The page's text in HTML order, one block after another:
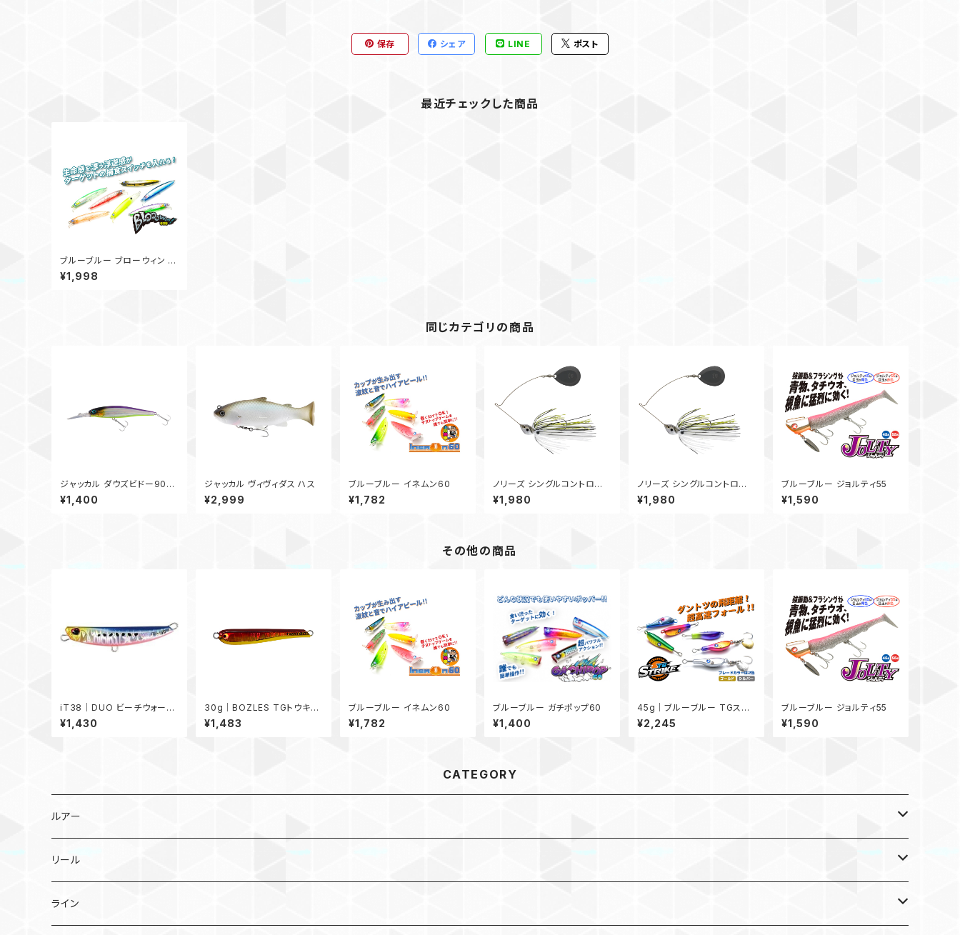
保存 シェア LINE ポスト
最近チェックした商品
ブルーブルー ブローウィン 6
0S
¥1,998
同じカテゴリの商品
ジャッカル ダウズビドー90S
P
¥1,400
ジャッカル ヴィヴィダス ハス
¥2,999
ブルーブルー イネムン60
¥1,782
ノリーズ シングルコントロー
ル 22g #5/0
¥1,980
ノリーズ シングルコントロー
ル 22g 3/0
¥1,980
ブルーブルー ジョルティ55
¥1,590
その他の商品
iT38｜DUO ビーチウォーカ
ー フリッパー iT38
¥1,430
30g｜BOZLES TGトウキチ
ロウ 30g
¥1,483
ブルーブルー イネムン60
¥1,782
ブルーブルー ガチポップ60
¥1,400
45g｜ブルーブルー TGスト
ライク 45g
¥2,245
ブルーブルー ジョルティ55
¥1,590
CATEGORY
ルアー
メタルジグ
TGトウキチロウ
タイラバ
リール
スピニングリール
ライン